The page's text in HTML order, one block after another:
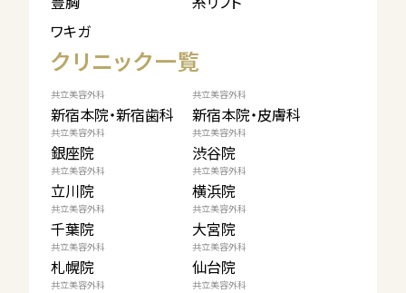
ワキガ
クリニック一覧
共立美容外科
新宿本院・新宿歯科
共立美容外科
新宿本院・皮膚科
共立美容外科
銀座院
共立美容外科
渋谷院
共立美容外科
立川院
共立美容外科
横浜院
共立美容外科
千葉院
共立美容外科
大宮院
共立美容外科
札幌院
共立美容外科
仙台院
共立美容外科 共立美容外科